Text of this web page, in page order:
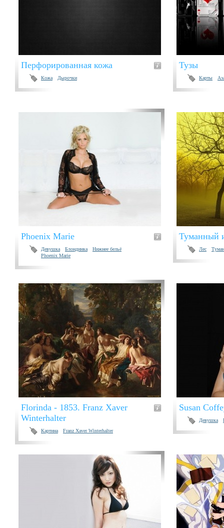
Перфорированная кожа
Кожа Дырочки
Тузы
Карты
Phoenix Marie
Девушка Блондинка
Нижнее бельё
Phoenix Marie
Туманный
Лес Туман
Florinda - 1853. Franz Xaver
Winterhalter
Картина Franz Xaver Winterhalter
Susan
Девушка